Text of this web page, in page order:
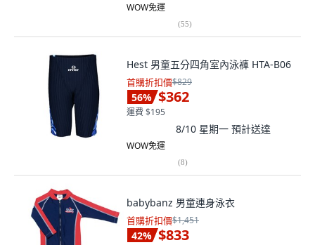
WOW免運
(55)
Hest 男童五分四角室內泳褲 HTA-B06
首購折扣價$829
56% $362
運費 $195
8/10 星期一 預計送達
WOW免運
(8)
babybanz 男童連身泳衣
首購折扣價$1,451
42% $833